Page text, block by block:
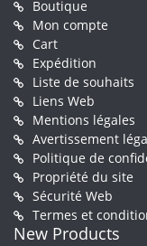
Boutique
Mon compte
Cart
Expédition
Liste de souhaits
Liens Web
Mentions légales
Avertissement
Politique de
Propriété du site
Sécurité Web
Termes et
New Products